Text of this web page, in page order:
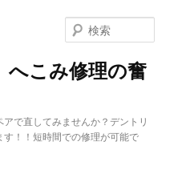
こみ修理の奮
で直してみませんか？デントリ
！！短時間での修理が可能で
索